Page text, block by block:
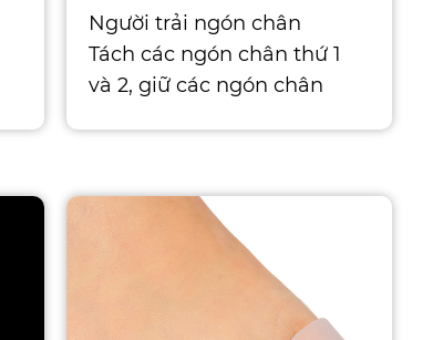
Người trải ngón chân
Tách các ngón chân thứ 1
và 2, giữ các ngón chân